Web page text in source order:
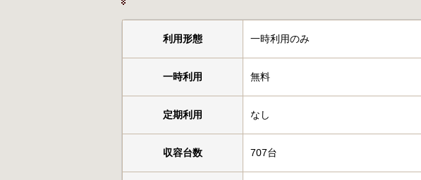
利用形態 一時利用のみ
一時利用 無料
定期利用 なし
収容台数 707台